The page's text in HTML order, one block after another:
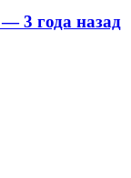
3 года назад